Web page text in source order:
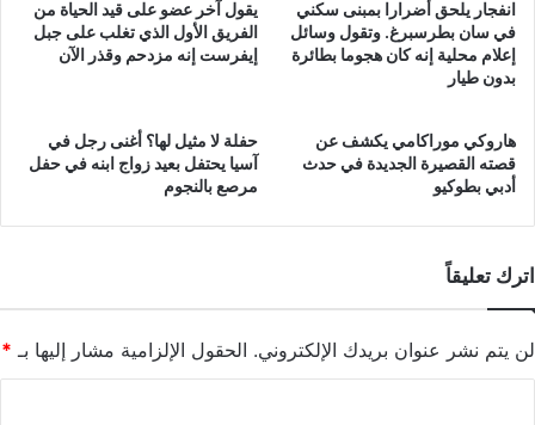
انفجار يلحق أضرارا بمبنى سكني
في سان بطرسبرغ. وتقول وسائل
إعلام محلية إنه كان هجوما بطائرة
بدون طيار
يقول آخر عضو على قيد الحياة من
الفريق الأول الذي تغلب على جبل
إيفرست إنه مزدحم وقذر الآن
هاروكي موراكامي يكشف عن
قصته القصيرة الجديدة في حدث
أدبي بطوكيو
حفلة لا مثيل لها؟ أغنى رجل في
آسيا يحتفل بعيد زواج ابنه في حفل
مرصع بالنجوم
اترك تعليقاً
لن يتم نشر عنوان بريدك الإلكتروني. الحقول الإلزامية مشار إليها بـ *